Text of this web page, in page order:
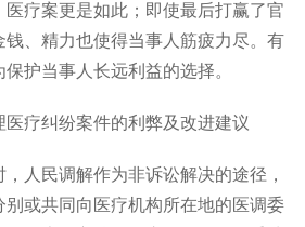
疗案更是如此；即使最后打赢了官
、精力也使得当事人筋疲力尽。有
护当事人长远利益的选择。
医疗纠纷案件的利弊及改进建议
人民调解作为非诉讼解决的途径，
别或共同向医疗机构所在地的医调委